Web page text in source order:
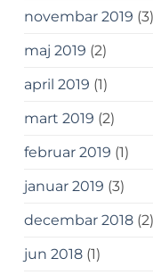
novembar 2019 (3)
maj 2019 (2)
april 2019 (1)
mart 2019 (2)
februar 2019 (1)
januar 2019 (3)
decembar 2018(2)
jun 2018(1)